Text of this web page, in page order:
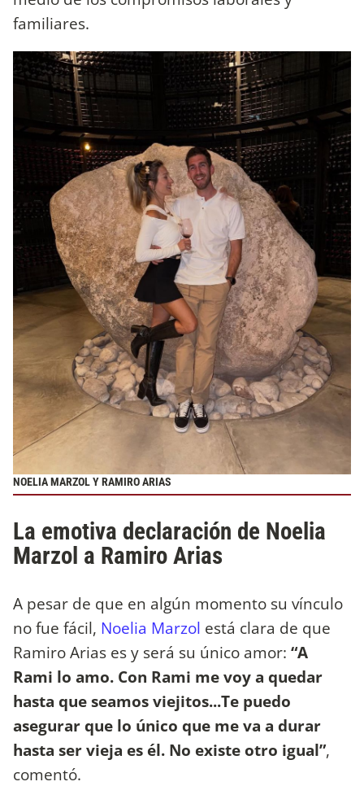
familiares.
NOELIA MARZOL Y RAMIRO ARIAS
La emotiva declaración de Noelia
Marzol a Ramiro Arias
A pesar de que en algún momento su vínculo
no fue fácil, Noelia Marzol está clara de que
Ramiro Arias es y será su único amor: “A
Rami lo amo. Con Rami me voy a quedar
hasta que seamos viejitos...Te puedo
asegurar que lo único que me va a durar
hasta ser vieja es él. No existe otro igual”,
comentó.